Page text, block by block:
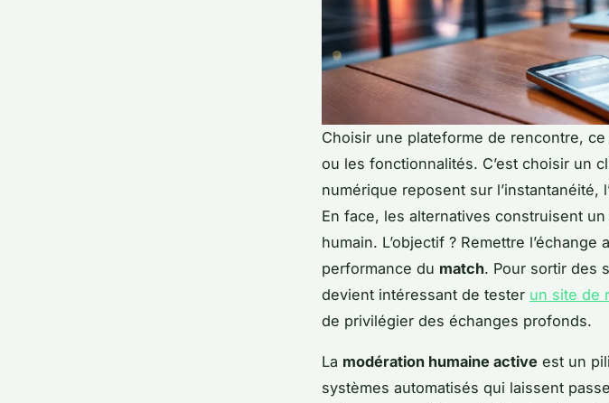
Choisir une plateforme de rencontre,
ou les fonctionnalités. C’est choisir un
numérique reposent sur l’instantanéité,
En face, les alternatives construisent
humain. L’objectif ? Remettre
performance du match. Pour sortir des
devient intéressant de tester un site de
de privilégier des échanges profonds.
La modération humaine active est un
systèmes automatisés qui laissent